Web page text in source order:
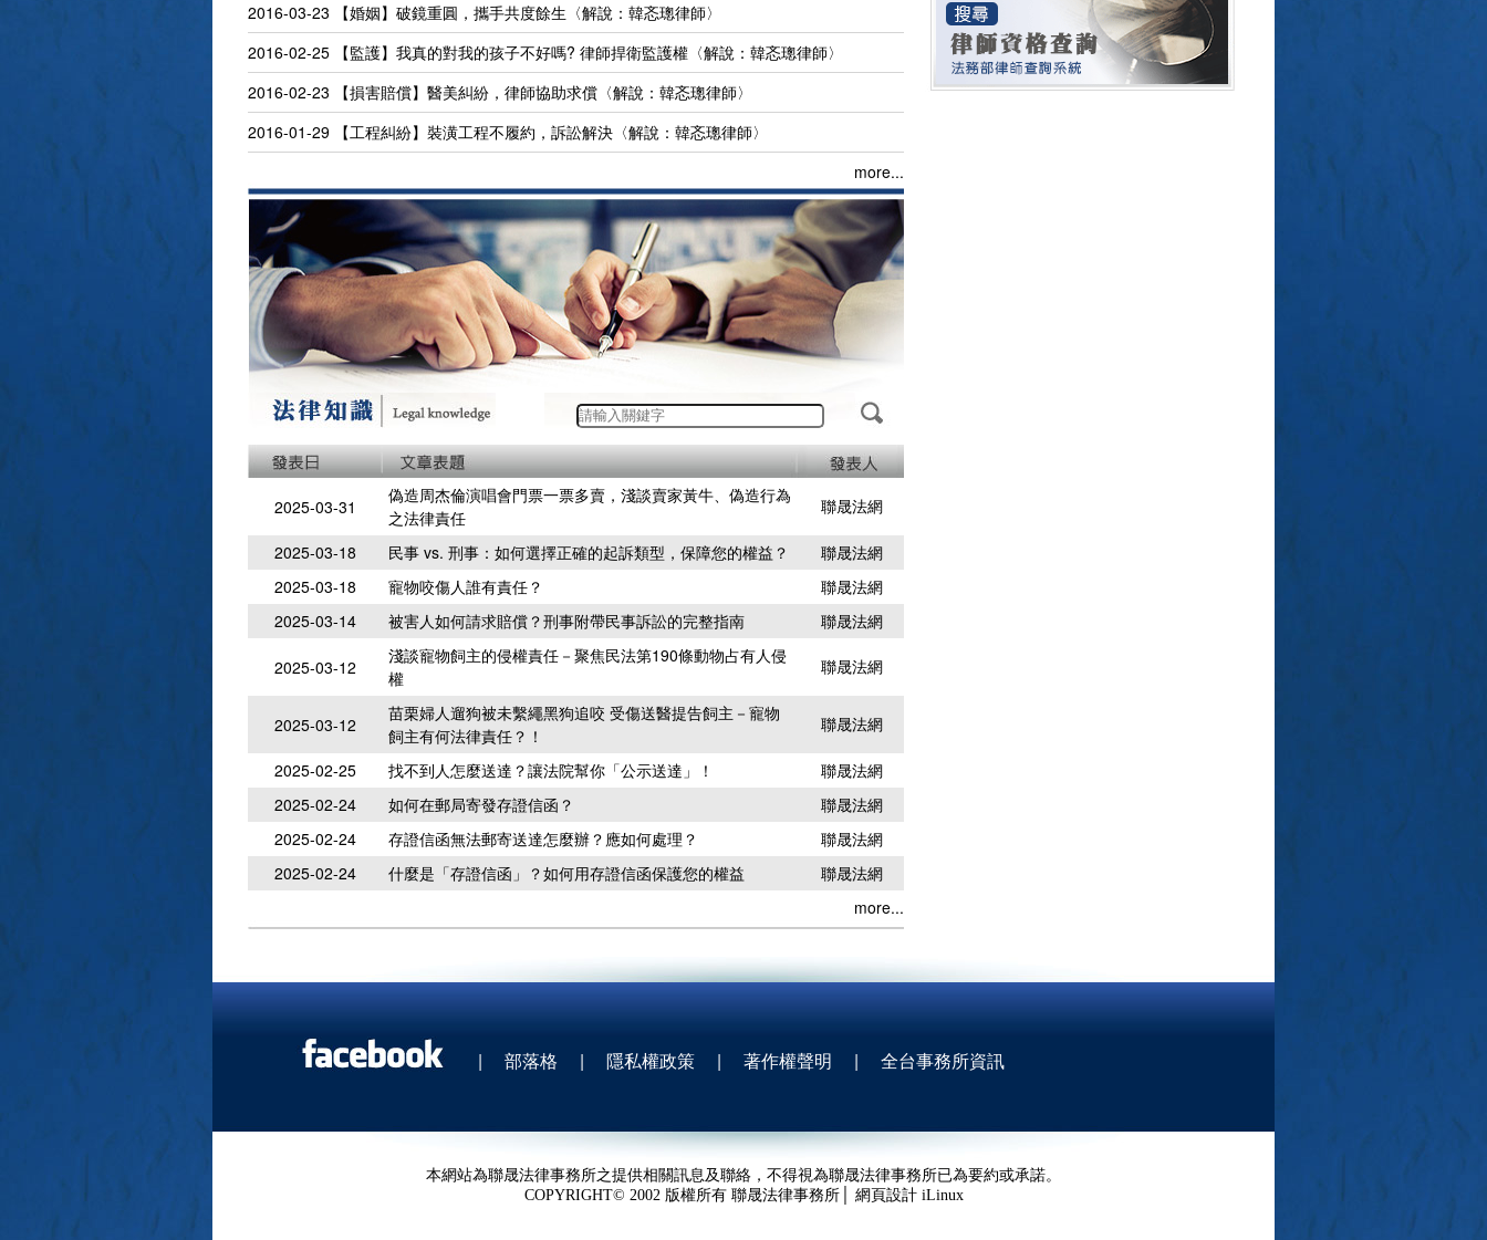
2016-03-23
【婚姻】破鏡重圓，攜手共度餘生〈解說：韓忞璁律師〉
2016-02-25 【監護】我真的對我的孩子不好嗎? 律師捍衛監護權〈解說：韓忞璁律師〉
2016-02-23
【損害賠償】醫美糾紛，律師協助求償〈解說：韓忞璁律師〉
2016-01-29 【工程糾紛】裝潢工程不履約，訴訟解決〈解說：韓忞璁律師〉
more...
2025-03-31
偽造周杰倫演唱會門票一票多賣，淺談賣家黃牛、偽造行為
之法律責任
聯晟法網
2025-03-18 民事 vs. 刑事：如何選擇正確的起訴類型，保障您的權益？
聯晟法網
2025-03-18
寵物咬傷人誰有責任？
聯晟法網
2025-03-14
被害人如何請求賠償？刑事附帶民事訴訟的完整指南 聯晟法網
2025-03-12
淺談寵物飼主的侵權責任－聚焦民法第190條動物占有人侵
權
聯晟法網
2025-03-12
苗栗婦人遛狗被未繫繩黑狗追咬 受傷送醫提告飼主－寵物
飼主有何法律責任？！
聯晟法網
2025-02-25 找不到人怎麼送達？讓法院幫你「公示送達」！
聯晟法網
2025-02-24
如何在郵局寄發存證信函？
聯晟法網
2025-02-24
存證信函無法郵寄送達怎麼辦？應如何處理？
聯晟法網
2025-02-24
什麼是「存證信函」？如何用存證信函保護您的權益
聯晟法網
more...
| 部落格 | 隱私權政策 | 著作權聲明 | 全台事務所資訊
本網站為聯晟法律事務所之提供相關訊息及聯絡，不得視為聯晟法律事務所已為要約或承諾。
COPYRIGHT© 2002 版權所有 聯晟法律事務所│ 網頁設計 iLinux